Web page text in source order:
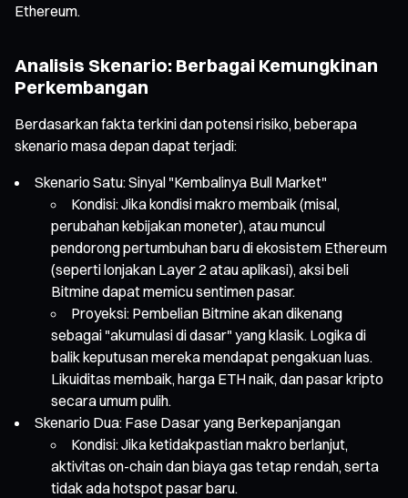
Ethereum.
Analisis Skenario: Berbagai Kemungkinan
Perkembangan
Berdasarkan fakta terkini dan potensi risiko, beberapa
skenario masa depan dapat terjadi:
Skenario Satu: Sinyal "Kembalinya Bull Market"
Kondisi: Jika kondisi makro membaik (misal,
perubahan kebijakan moneter), atau muncul
pendorong pertumbuhan baru di ekosistem Ethereum
(seperti lonjakan Layer 2 atau aplikasi), aksi beli
Bitmine dapat memicu sentimen pasar.
Proyeksi: Pembelian Bitmine akan dikenang
sebagai "akumulasi di dasar" yang klasik. Logika di
balik keputusan mereka mendapat pengakuan luas.
Likuiditas membaik, harga ETH naik, dan pasar kripto
secara umum pulih.
Skenario Dua: Fase Dasar yang Berkepanjangan
Kondisi: Jika ketidakpastian makro berlanjut,
aktivitas on-chain dan biaya gas tetap rendah, serta
tidak ada hotspot pasar baru.